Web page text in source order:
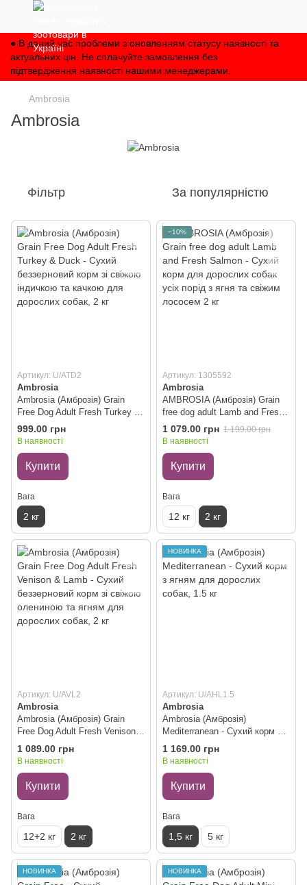
● В даний час проблеми з оновленням статусу наявності та
актуальних цін. Не сплачуйте замовлення без
підтвердження наявності нашими менеджерами.
Ambrosia
Ambrosia
Фільтр За популярністю
Артикул: U/ATD2
Ambrosia
Ambrosia (Амброзія) Grain
Free Dog Adult Fresh Turkey &
Duck - Сухий беззерновий
корм зі свіжою індичкою та
999.00 грн
В наявності
Купити
Вага
2 кг
−10%
Артикул: 1305592
Ambrosia
AMBROSIA (Амброзія) Grain
free dog adult Lamb and Fresh
Salmon - Сухий корм для
дорослих собак усіх порід з
1 079.00 грн 1 199.00 грн
В наявності
Купити
Вага
12 кг 2 кг
Артикул: U/AVL2
Ambrosia
Ambrosia (Амброзія) Grain
Free Dog Adult Fresh Venison &
Lamb - Сухий беззерновий
корм зі свіжою олениною та
кг
1 089.00 грн
В наявності
Купити
Вага
12+2 кг 2 кг
НОВИНКА
Артикул: U/AHL1.5
Ambrosia
Ambrosia (Амброзія)
Mediterranean - Сухий корм з
ягням для дорослих собак,
1.5 кг
1 169.00 грн
В наявності
Купити
Вага
1,5 кг 5 кг
НОВИНКА НОВИНКА